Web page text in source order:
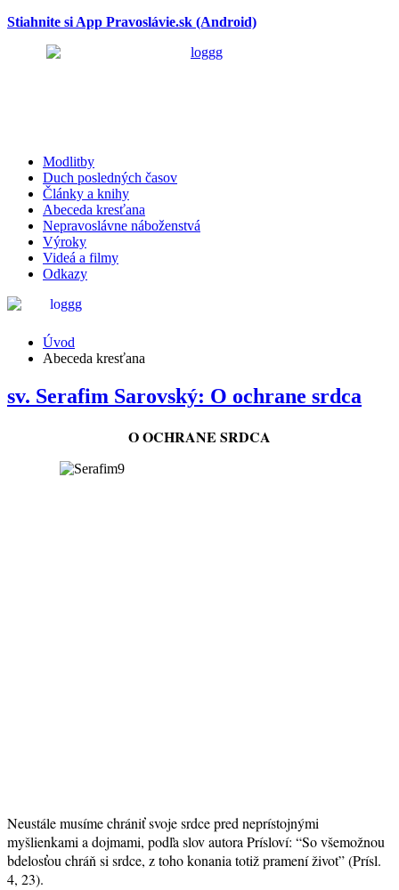
Stiahnite si App Pravoslávie.sk (Android)
Modlitby
Duch posledných časov
Články a knihy
Abeceda kresťana
Nepravoslávne náboženstvá
Výroky
Videá a filmy
Odkazy
Úvod
Abeceda kresťana
sv. Serafim Sarovský: O ochrane srdca
O OCHRANE SRDCA
Neustále musíme chrániť svoje srdce pred neprístojnými
myšlienkami a dojmami, podľa slov autora Prísloví: “So všemožnou
bdelosťou chráň si srdce, z toho konania totiž pramení život” (Prísl.
4, 23).